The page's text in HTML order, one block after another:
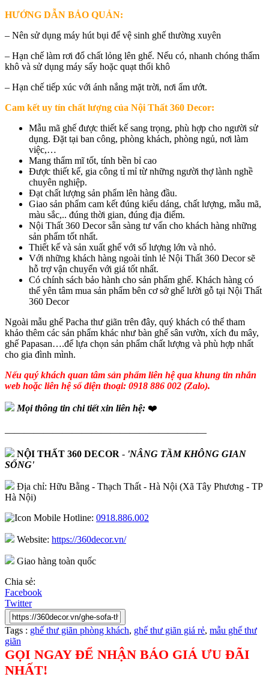
HƯỚNG DẪN BẢO QUẢN:
– Nên sử dụng máy hút bụi để vệ sinh ghế thường xuyên
– Hạn chế làm rơi đổ chất lỏng lên ghế. Nếu có, nhanh chóng thấm
khô và sử dụng máy sấy hoặc quạt thổi khô
– Hạn chế tiếp xúc với ánh nắng mặt trời, nơi ẩm ướt.
Cam kết uy tín chất lượng của Nội Thất 360 Decor:
Mẫu mã ghế được thiết kế sang trọng, phù hợp cho người sử
dụng. Đặt tại ban công, phòng khách, phòng ngủ, nơi làm
việc,…
Mang thẩm mĩ tốt, tính bền bỉ cao
Được thiết kế, gia công tỉ mỉ từ những người thợ lành nghề
chuyên nghiệp.
Đạt chất lượng sản phẩm lên hàng đầu.
Giao sản phẩm cam kết đúng kiểu dáng, chất lượng, mẫu mã,
màu sắc,.. đúng thời gian, đúng địa điểm.
Nội Thất 360 Decor sẵn sàng tư vấn cho khách hàng những
sản phẩm tốt nhất.
Thiết kế và sản xuất ghế với số lượng lớn và nhỏ.
Với những khách hàng ngoài tỉnh lẻ Nội Thất 360 Decor sẽ
hỗ trợ vận chuyển với giá tốt nhất.
Có chính sách bảo hành cho sản phẩm ghế. Khách hàng có
thể yên tâm mua sản phẩm bên cơ sở ghế lười gỗ tại Nội Thất
360 Decor
Ngoài mẫu ghế Pacha thư giãn trên đây, quý khách có thể tham
khảo thêm các sản phẩm khác như bàn ghế sân vườn, xích đu mây,
ghế Papasan….để lựa chọn sản phẩm chất lượng và phù hợp nhất
cho gia đình mình.
Nếu quý khách quan tâm sản phẩm liên hệ qua khung tin nhắn
web hoặc liên hệ số điện thoại: 0918 886 002 (Zalo).
Mọi thông tin chi tiết xin liên hệ: ❤️
—————————————————————
NỘI THẤT 360 DECOR - 'NÂNG TẦM KHÔNG GIAN
SỐNG'
Địa chỉ: Hữu Bằng - Thạch Thất - Hà Nội (Xã Tây Phương - TP
Hà Nội)
Hotline: 0918.886.002
Website: https://360decor.vn/
Giao hàng toàn quốc
Chia sẻ:
Facebook
Twitter
Tags : ghế thư giãn phòng khách, ghế thư giãn giá rẻ, mẫu ghế thư
giãn
GỌI NGAY ĐỂ NHẬN BÁO GIÁ ƯU ĐÃI
NHẤT!